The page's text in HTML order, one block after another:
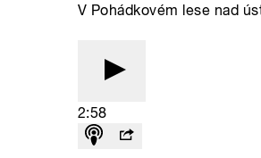
V Pohádkovém lese nad
2:58